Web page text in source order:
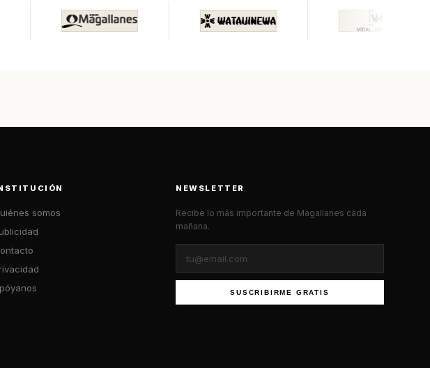
somos
NEWSLETTER
Recibe lo más importante de Magallanes cada
mañana.
SUSCRIBIRME GRATIS